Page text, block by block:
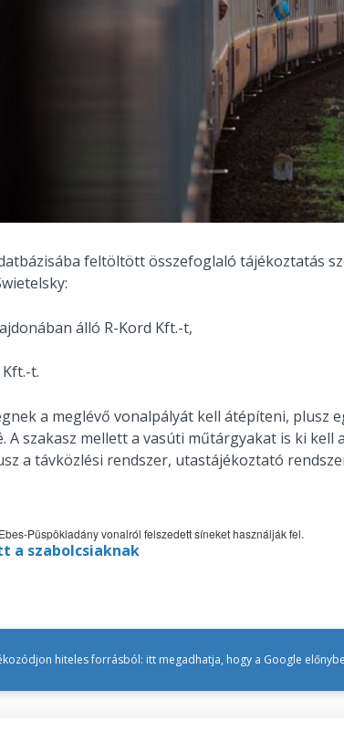
feltöltött összefoglaló tájékoztatás
álló R-Kord Kft.-t,
t.
a meglévő vonalpályát kell átépíteni, plusz
A szakasz mellett a vasúti műtárgyakat is ki kell
a távközlési rendszer, utastájékoztató
Püspökladány vonalról felszedett síneket használják fel.
a szabolcsiaknak
hiteles forrásból: itt megadhatja, hogy a Google